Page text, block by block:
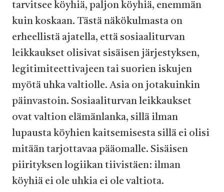
tarvitsee köyhiä, paljon köyhiä, enemmän
kuin koskaan. Tästä näkökulmasta on
erheellistä ajatella, että sosiaaliturvan
leikkaukset olisivat sisäisen järjestyksen,
legitimiteettivajeen tai suorien iskujen
myötä uhka valtiolle. Asia on jotakuinkin
päinvastoin. Sosiaaliturvan leikkaukset
ovat valtion elämänlanka, sillä ilman
lupausta köyhien kaitsemisesta sillä ei olisi
mitään tarjottavaa pääomalle. Sisäisen
piirityksen logiikan tiivistäen: ilman
köyhiä ei ole uhkia ei ole valtiota.